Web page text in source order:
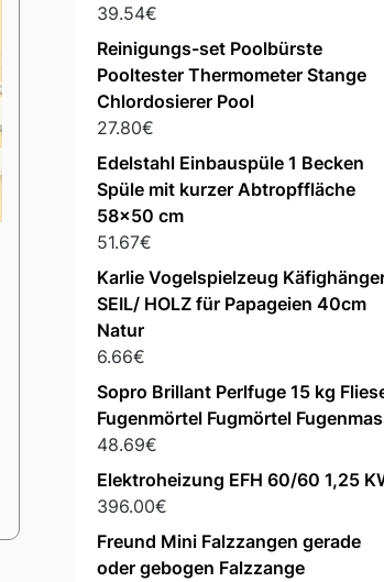
39.54€
Reinigungs-set Poolbürste
Pooltester Thermometer Stange
Chlordosierer Pool
27.80€
Edelstahl Einbauspüle 1 Becken
Spüle mit kurzer Abtropffläche
58x50 cm
51.67€
Karlie Vogelspielzeug
SEIL/ HOLZ für Papageien 40cm
Natur
6.66€
Sopro Brillant Perlfuge 15 kg
Fugenmörtel Fugmörtel
48.69€
Elektroheizung EFH 60/60 1,25
396.00€
Freund Mini Falzzangen gerade
oder gebogen Falzzange